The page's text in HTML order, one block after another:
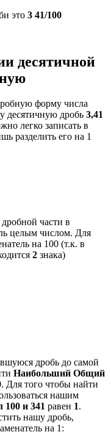
это 3 41/100
десятичной
форму числа
десятичную дробь 3,41
легко записать в
разделить его на 1
части в
целым числом. Для
на 100 (т.к. в
2 знака)
дробь до самой
Наибольший Общий
. Для того чтобы найти
нашим
100 и 341 равен 1.
нашу дробь,
на 1: